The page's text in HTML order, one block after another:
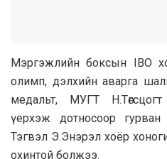
Мэргэжлийн боксын IBO
олимп, дэлхийн аварга
медальт, МУГТ
үерхэж дотносоор
Тэгвэл Э.Энэрэл хоёр
охинтой болжээ.